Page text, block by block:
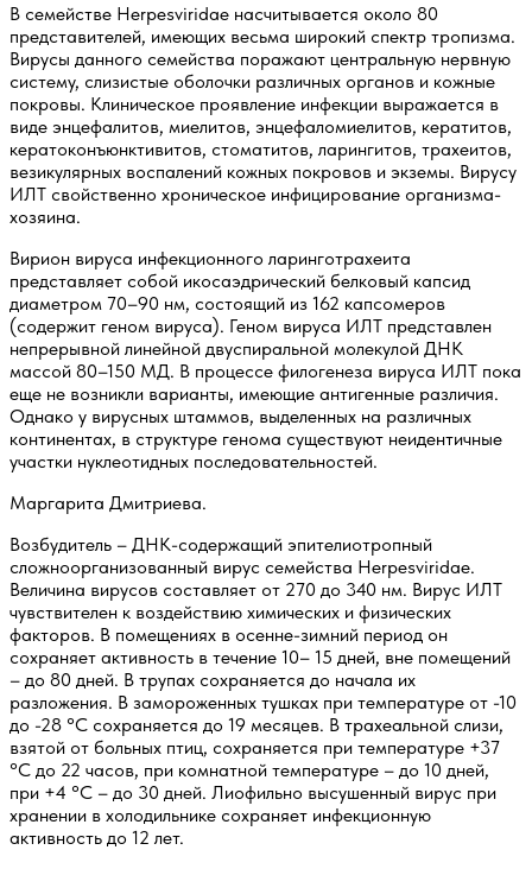
В семействе Herpesviridae насчитывается около 80
представителей, имеющих весьма широкий спектр тропизма.
Вирусы данного семейства поражают центральную нервную
систему, слизистые оболочки различных органов и кожные
покровы. Клиническое проявление инфекции выражается в
виде энцефалитов, миелитов, энцефаломиелитов, кератитов,
кератоконъюнктивитов, стоматитов, ларингитов, трахеитов,
везикулярных воспалений кожных покровов и экземы. Вирусу
ИЛТ свойственно хроническое инфицирование организма-
хозяина.
Вирион вируса инфекционного ларинготрахеита
представляет собой икосаэдрический белковый капсид
диаметром 70–90 нм, состоящий из 162 капсомеров
(содержит геном вируса). Геном вируса ИЛТ представлен
непрерывной линейной двуспиральной молекулой ДНК
массой 80–150 МД. В процессе филогенеза вируса ИЛТ пока
еще не возникли варианты, имеющие антигенные различия.
Однако у вирусных штаммов, выделенных на различных
континентах, в структуре генома существуют неидентичные
участки нуклеотидных последовательностей.
Маргарита Дмитриева.
Возбудитель – ДНК-содержащий эпителиотропный
сложноорганизованный вирус семейства Herpesviridae.
Величина вирусов составляет от 270 до 340 нм. Вирус ИЛТ
чувствителен к воздействию химических и физических
факторов. В помещениях в осенне-зимний период он
сохраняет активность в течение 10– 15 дней, вне помещений
– до 80 дней. В трупах сохраняется до начала их
разложения. В замороженных тушках при температуре от -10
до -28 °С сохраняется до 19 месяцев. В трахеальной слизи,
взятой от больных птиц, сохраняется при температуре +37
°С до 22 часов, при комнатной температуре – до 10 дней,
при +4 °С – до 30 дней. Лиофильно высушенный вирус при
хранении в холодильнике сохраняет инфекционную
активность до 12 лет.